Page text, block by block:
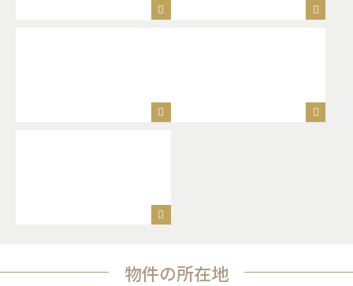
物件の所在地